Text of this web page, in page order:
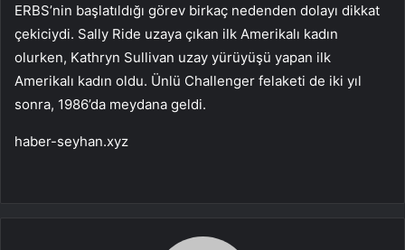
ERBS’nin başlatıldığı görev birkaç nedenden dolayı dikkat
çekiciydi. Sally Ride uzaya çıkan ilk Amerikalı kadın
olurken, Kathryn Sullivan uzay yürüyüşü yapan ilk
Amerikalı kadın oldu. Ünlü Challenger felaketi de iki yıl
sonra, 1986’da meydana geldi.
haber-seyhan.xyz